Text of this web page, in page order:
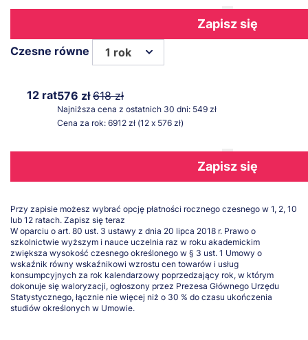
Zapisz się
Czesne równe 1 rok
12 rat576 zł618 zł
Najniższa cena z ostatnich 30 dni: 549 zł
Cena za rok: 6912 zł (12 x 576 zł)
Zapisz się
Przy zapisie możesz wybrać opcję płatności rocznego czesnego w 1, 2, 10
lub 12 ratach. Zapisz się teraz
W oparciu o art. 80 ust. 3 ustawy z dnia 20 lipca 2018 r. Prawo o
szkolnictwie wyższym i nauce uczelnia raz w roku akademickim
zwiększa wysokość czesnego określonego w § 3 ust. 1 Umowy o
wskaźnik równy wskaźnikowi wzrostu cen towarów i usług
konsumpcyjnych za rok kalendarzowy poprzedzający rok, w którym
dokonuje się waloryzacji, ogłoszony przez Prezesa Głównego Urzędu
Statystycznego, łącznie nie więcej niż o 30 % do czasu ukończenia
studiów określonych w Umowie.